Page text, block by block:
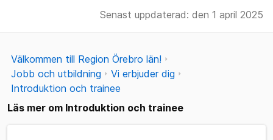
Senast uppdaterad: den 1 april 2025
Välkommen till Region Örebro län!
Jobb och utbildning
Vi erbjuder dig
Introduktion och trainee
Läs mer om Introduktion och trainee